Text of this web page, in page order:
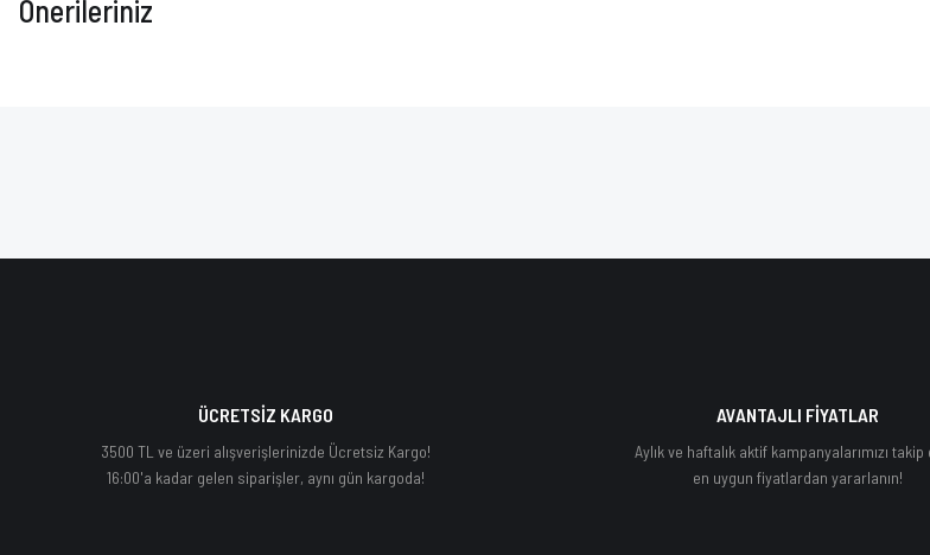
Önerileriniz
ÜCRETSİZ KARGO
3500 TL ve üzeri alışverişlerinizde Ücretsiz Kargo!
16:00'a kadar gelen siparişler, aynı gün kargoda!
AVANTAJLI FİYATLAR
Aylık ve haftalık aktif kampanyalarımızı takip
en uygun fiyatlardan yararlanın!